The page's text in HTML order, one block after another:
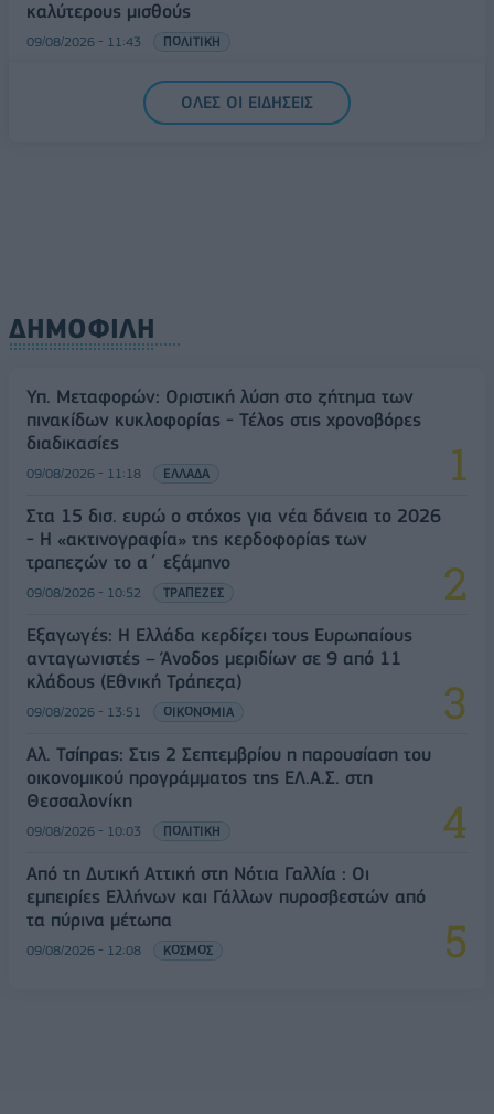
καλύτερους μισθούς
09/08/2026 - 11:43 ΠΟΛΙΤΙΚΗ
Υπ. Μεταφορών: Οριστική λύση στο ζήτημα των
πινακίδων κυκλοφορίας - Τέλος στις χρονοβόρες
ΟΛΕΣ ΟΙ ΕΙΔΗΣΕΙΣ
ΔΗΜΟΦΙΛΗ
Υπ. Μεταφορών: Οριστική λύση στο ζήτημα των
πινακίδων κυκλοφορίας - Τέλος στις χρονοβόρες
διαδικασίες
09/08/2026 - 11:18 ΕΛΛΑΔΑ
Στα 15 δισ. ευρώ ο στόχος για νέα δάνεια το 2026
- Η «ακτινογραφία» της κερδοφορίας των
τραπεζών το α΄ εξάμηνο
09/08/2026 - 10:52 ΤΡΑΠΕΖΕΣ
Εξαγωγές: Η Ελλάδα κερδίζει τους Ευρωπαίους
ανταγωνιστές – Άνοδος μεριδίων σε 9 από 11
κλάδους (Εθνική Τράπεζα)
09/08/2026 - 13:51 ΟΙΚΟΝΟΜΙΑ
Αλ. Τσίπρας: Στις 2 Σεπτεμβρίου η παρουσίαση του
οικονομικού προγράμματος της ΕΛ.Α.Σ. στη
Θεσσαλονίκη
09/08/2026 - 10:03 ΠΟΛΙΤΙΚΗ
Από τη Δυτική Αττική στη Νότια Γαλλία : Οι
εμπειρίες Ελλήνων και Γάλλων πυροσβεστών από
τα πύρινα μέτωπα
09/08/2026 - 12:08 ΚΟΣΜΟΣ